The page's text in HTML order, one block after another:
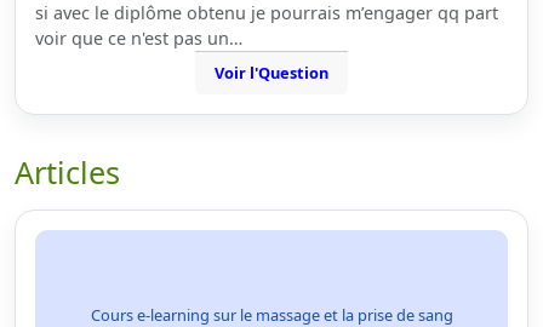
si avec le diplôme obtenu je pourrais m’engager qq part
voir que ce n'est pas un…
Voir l'Question
Articles
Cours e-learning sur le massage et la prise de sang